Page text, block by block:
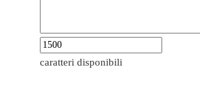
caratteri disponibili